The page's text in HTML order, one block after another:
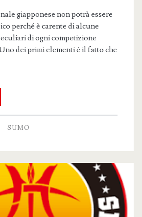
giapponese non potrà essere
perché è carente di alcune
di ogni competizione
dei primi elementi è il fatto che
SUMO